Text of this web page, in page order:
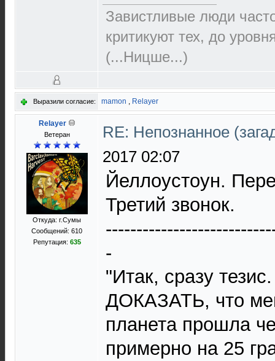
Завистливые люди
критикуют тех, до
(...Ницше...)
Выразили согласие: mamon , Relayer
Relayer
Ветеран
Откуда: г.Сумы
Сообщений: 610
Репутация: 635
RE: Непознанное
2017 02:07
Йеллоустоун.
Третий звонок.
-
"Итак, сразу
ДОКАЗАТЬ, что
планета прошла
примерно на 25